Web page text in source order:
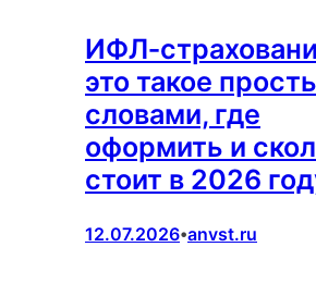
это такое
словами, где
оформить и
стоит в 2026
12.07.2026•anvst.ru